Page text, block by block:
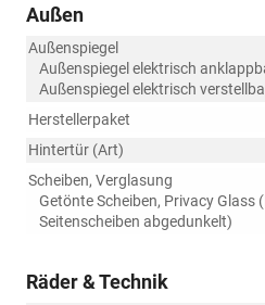
Außen
Außenspiegel
Außenspiegel elektrisch
Außenspiegel elektrisch
Herstellerpaket
Hintertür (Art)
Scheiben, Verglasung
Getönte Scheiben, Privacy Glass
Seitenscheiben abgedunkelt)
Räder & Technik